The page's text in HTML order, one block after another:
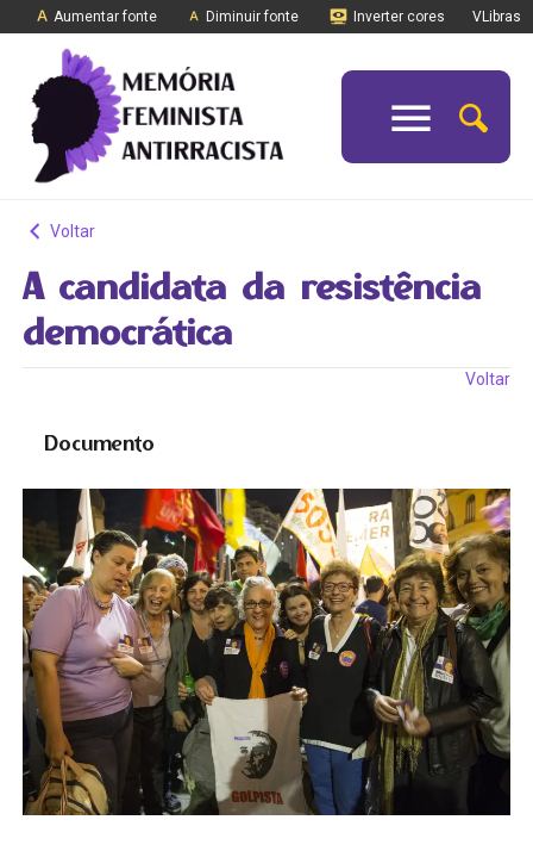
Aumentar fonte Diminuir fonte Inverter cores VLibras
Voltar
A candidata da resistência
democrática
Voltar
Documento